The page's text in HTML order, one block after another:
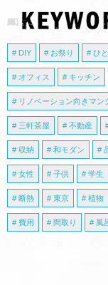
DIY お祭り ひ
オフィス キッチン
リノベーション向きマン
三軒茶屋 不動産
収納 和モダン
女性 子供 学生
断熱 東京 植物
費用 間取り 風